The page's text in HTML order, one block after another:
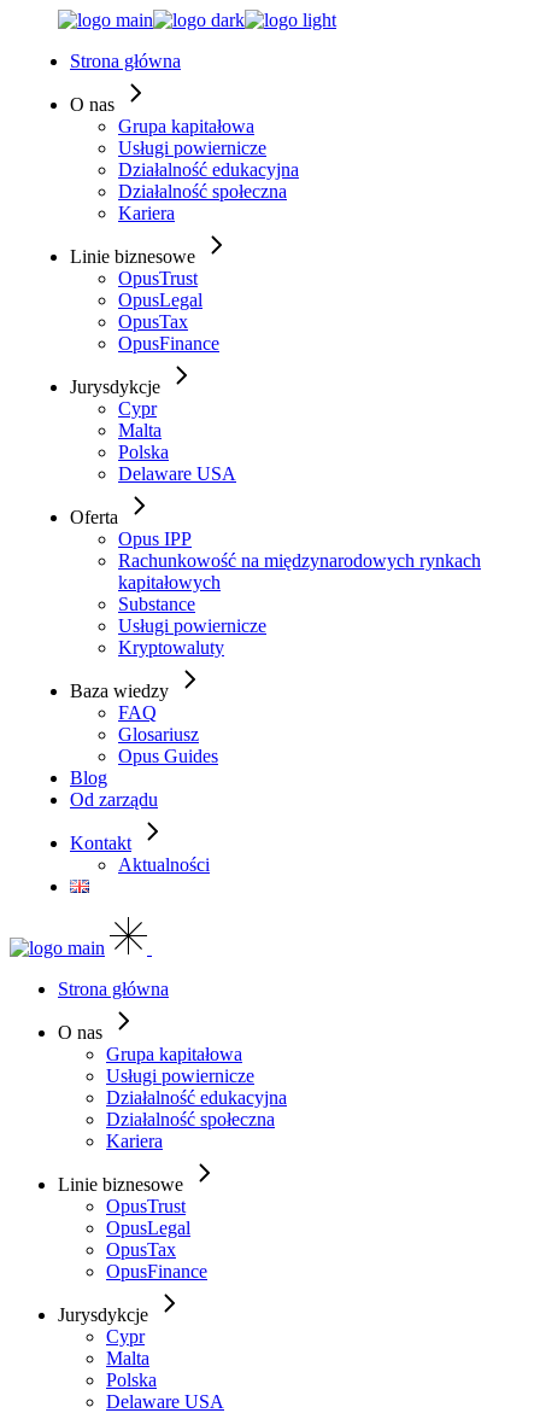
Strona główna
O nas
Grupa kapitałowa
Usługi powiernicze
Działalność edukacyjna
Działalność społeczna
Kariera
Linie biznesowe
OpusTrust
OpusLegal
OpusTax
OpusFinance
Jurysdykcje
Cypr
Malta
Polska
Delaware USA
Oferta
Opus IPP
Rachunkowość na międzynarodowych rynkach
kapitałowych
Substance
Usługi powiernicze
Kryptowaluty
Baza wiedzy
FAQ
Glosariusz
Opus Guides
Blog
Od zarządu
Kontakt
Aktualności
Strona główna
O nas
Grupa kapitałowa
Usługi powiernicze
Działalność edukacyjna
Działalność społeczna
Kariera
Linie biznesowe
OpusTrust
OpusLegal
OpusTax
OpusFinance
Jurysdykcje
Cypr
Malta
Polska
Delaware USA